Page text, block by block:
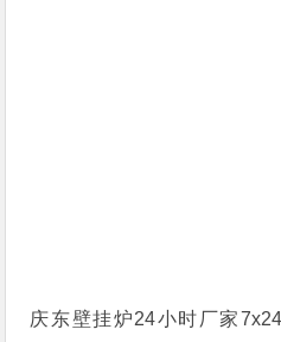
庆东壁挂炉24小时厂家